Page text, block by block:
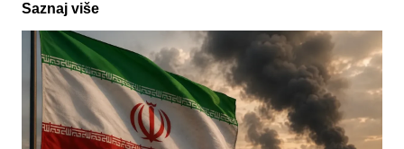
Saznaj više